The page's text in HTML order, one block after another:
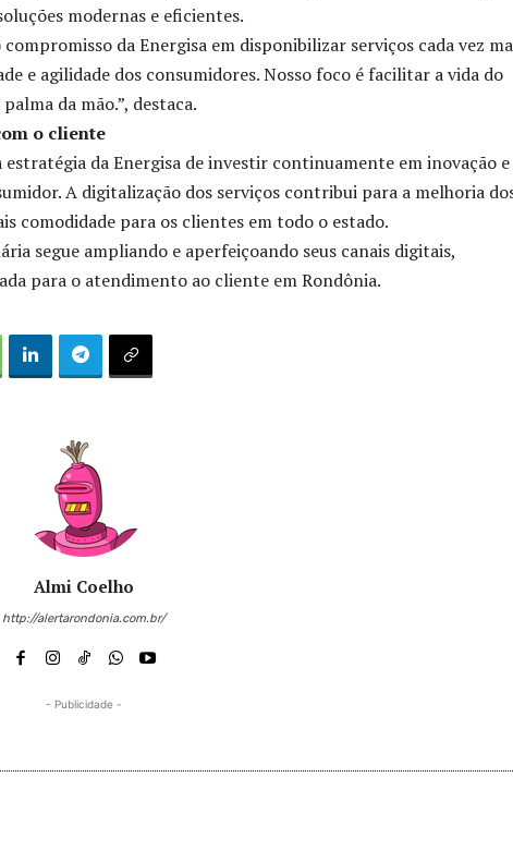
modernas e eficientes.
da Energisa em disponibilizar serviços cada vez
e agilidade dos consumidores. Nosso foco é facilitar a vida do
da mão.”, destaca.
o cliente
da Energisa de investir continuamente em inovação e
A digitalização dos serviços contribui para a melhoria
comodidade para os clientes em todo o estado.
segue ampliando e aperfeiçoando seus canais digitais,
para o atendimento ao cliente em Rondônia.
Almi Coelho
http://alertarondonia.com.br/
- Publicidade -